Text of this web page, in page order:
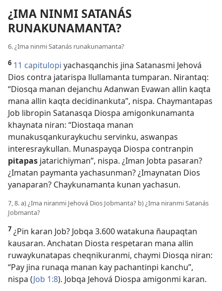
¿IMA NINMI SATANÁS
RUNAKUNAMANTA?
6. ¿Ima ninmi Satanás runakunamanta?
6 11 capitulopi yachasqanchis jina Satanasmi Jehová
Dios contra jatarispa llullamanta tumparan. Nirantaq:
“Diosqa manan dejanchu Adanwan Evawan allin kaqta
mana allin kaqta decidinankuta”, nispa. Chaymantapas
Job libropin Satanasqa Diospa amigonkunamanta
khaynata niran: “Diostaqa manan
munakusqankuraykuchu servinku, aswanpas
interesraykullan. Munaspayqa Diospa contranpin
pitapas jatarichiyman”, nispa. ¿Iman Jobta pasaran?
¿Imatan paymanta yachasunman? ¿Imaynatan Dios
yanaparan? Chaykunamanta kunan yachasun.
7, 8. a) ¿Ima niranmi Jehová Dios Jobmanta? b) ¿Ima niranmi Satanás
Jobmanta?
7 ¿Pin karan Job? Jobqa 3.600 watakuna ñaupaqtan
kausaran. Anchatan Diosta respetaran mana allin
ruwaykunatapas cheqnikuranmi, chaymi Diosqa niran:
“Pay jina runaqa manan kay pachantinpi kanchu”,
nispa (Job 1:8). Jobqa Jehová Diospa amigonmi karan.